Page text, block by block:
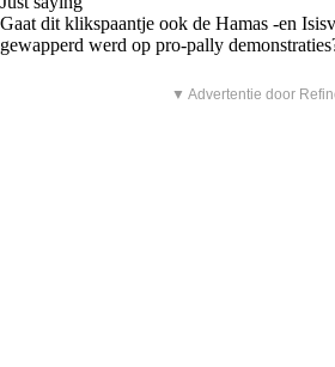
Gaat dit klikspaantje ook de Hamas -en
gewapperd werd op pro-pally
▼ Advertentie door